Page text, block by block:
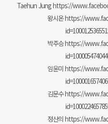
Taehun Jung https://
왕시온https://
박주승 https://
임윤미 https://
김문수 https://
정산의 https://